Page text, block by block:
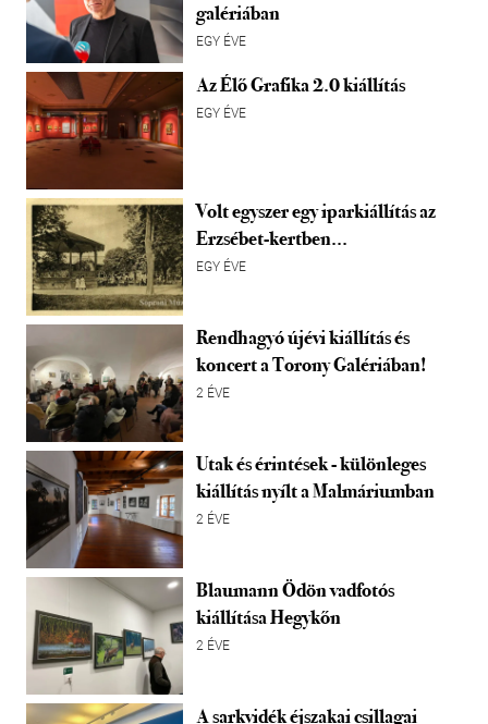
galériában
EGY ÉVE
Az Élő Grafika 2.0 kiállítás
EGY ÉVE
Volt egyszer egy iparkiállítás az
Erzsébet-kertben…
EGY ÉVE
Rendhagyó újévi kiállítás és
koncert a Torony Galériában!
2 ÉVE
Utak és érintések - különleges
kiállítás nyílt a Malmáriumban
2 ÉVE
Blaumann Ödön vadfotós
kiállítása Hegykőn
2 ÉVE
A sarkvidék éjszakai csillagai